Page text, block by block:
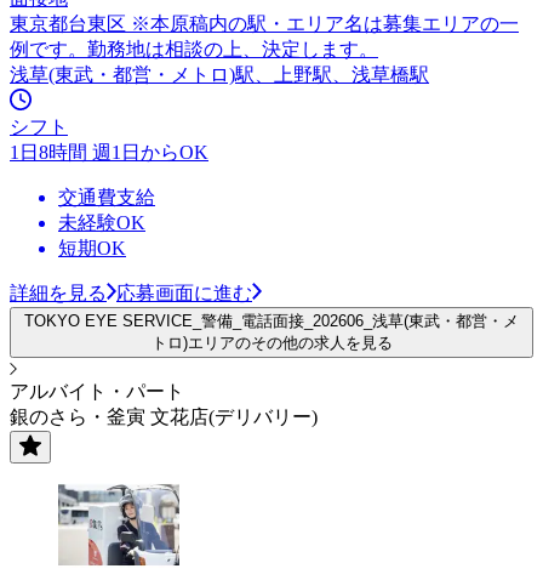
東京都台東区 ※本原稿内の駅・エリア名は募集エリアの一
例です。勤務地は相談の上、決定します。
浅草(東武・都営・メトロ)駅、上野駅、浅草橋駅
シフト
1日8時間 週1日からOK
交通費支給
未経験OK
短期OK
詳細を見る 応募画面に進む
TOKYO EYE SERVICE_警備_電話面接_202606_浅草(東武・都営・メ
トロ)エリアのその他の求人を見る
アルバイト・パート
銀のさら・釜寅 文花店(デリバリー)